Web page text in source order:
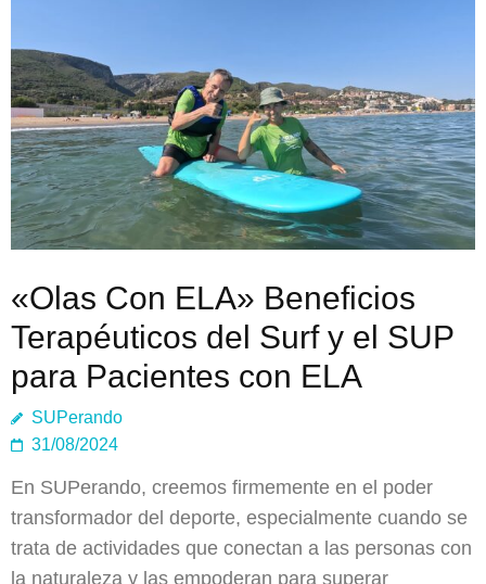
«Olas Con ELA» Beneficios
Terapéuticos del Surf y el SUP
para Pacientes con ELA
SUPerando
31/08/2024
En SUPerando, creemos firmemente en el poder
transformador del deporte, especialmente cuando se
trata de actividades que conectan a las personas con
la naturaleza y las empoderan para superar